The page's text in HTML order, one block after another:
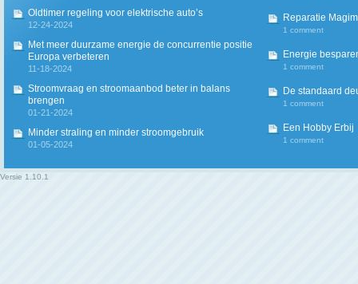
Oldtimer regeling voor elektrische auto’s
12-24-2024
Met meer duurzame energie de concurrentie positie
Europa verbeteren
11-18-2024
Stroomvraag en stroomaanbod beter in balans
brengen
01-21-2024
Minder straling en minder stroomgebruik
01-05-2024
Reparatie
1 comment
Energie
1 comment
De standaard
1 comment
Een Hobby Erbij
1 comment
Versie 1.10.1